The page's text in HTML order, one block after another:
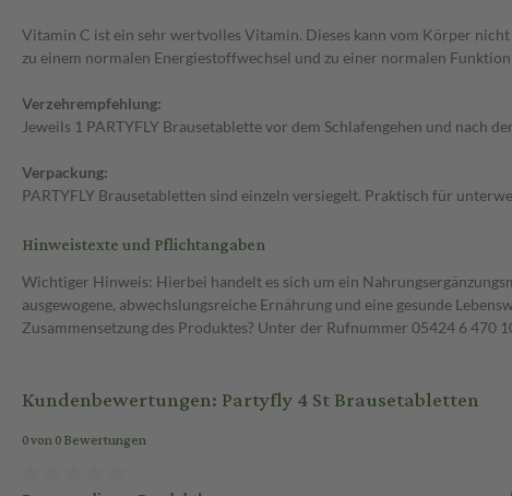
Vitamin C ist ein sehr wertvolles Vitamin. Dieses kann vom Körper
zu einem normalen Energiestoffwechsel und zu einer normalen
Verzehrempfehlung:
Jeweils 1 PARTYFLY Brausetablette vor dem Schlafengehen und nach
Verpackung:
PARTYFLY Brausetabletten sind einzeln versiegelt. Praktisch für
Hinweistexte und Pflichtangaben
Wichtiger Hinweis: Hierbei handelt es sich um ein
ausgewogene, abwechslungsreiche Ernährung und eine gesunde
Zusammensetzung des Produktes? Unter der Rufnummer 05424 6
Kundenbewertungen: Partyfly 4 St Brausetabletten
0 von 0 Bewertungen